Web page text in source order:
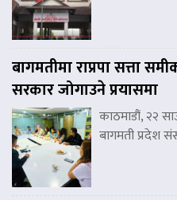
बागमतीमा राप्रपा सत्ता
सरकार जोगाउने प्रयासमा
काठमाडौं, २२ साउन
बागमती प्रदेश